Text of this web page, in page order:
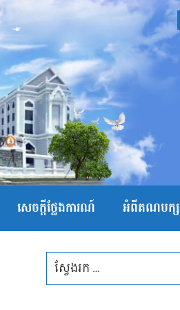
សេចក្ដីថ្លែងការណ៍ អំពីគណបក្ស